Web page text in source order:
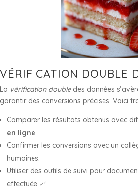
VÉRIFICATION DOUBLE
La vérification doubledes données
garantir des conversions précises. Voici
Comparer les résultats obtenus avec
en ligne.
Confirmer les conversions avec un
humaines.
Utiliser des outils de suivi pour
effectuée 📈.